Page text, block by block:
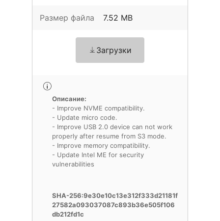
Размер файла 7.52 MB
Загрузки
Описание:
- Improve NVME compatibility.
- Update micro code.
- Improve USB 2.0 device can not work
properly after resume from S3 mode.
- Improve memory compatibility.
- Update Intel ME for security
vulnerabilities
SHA-256:9e30e10c13e312f333d21181f
27582a093037087c893b36e505f106
db212fd1c